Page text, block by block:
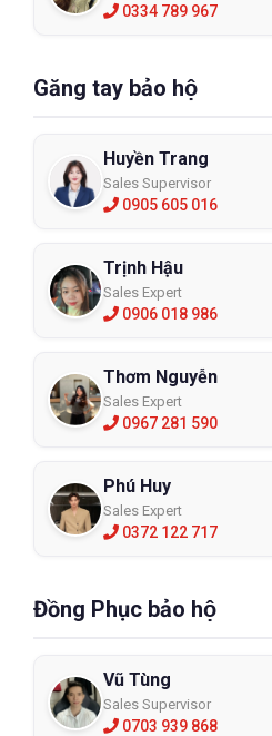
0334 789 967
Găng tay bảo hộ
Huyền Trang
Sales Supervisor
0905 605 016
Trịnh Hậu
Sales Expert
0906 018 986
Thơm Nguyễn
Sales Expert
0967 281 590
Phú Huy
Sales Expert
0372 122 717
Đồng Phục bảo hộ
Vũ Tùng
Sales Supervisor
0703 939 868